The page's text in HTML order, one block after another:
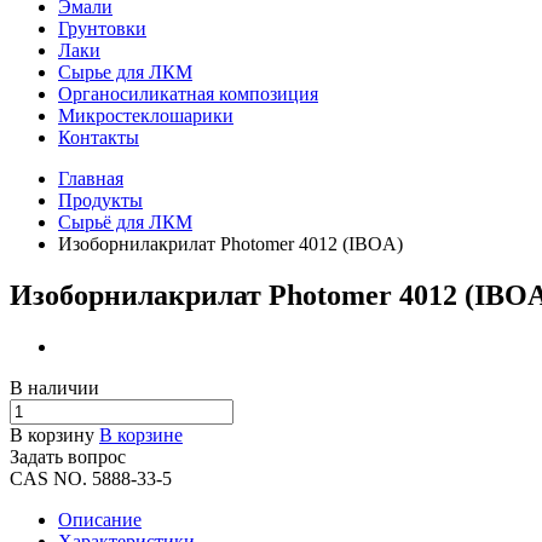
Эмали
Грунтовки
Лаки
Сырье для ЛКМ
Органосиликатная композиция
Микростеклошарики
Контакты
Главная
Продукты
Сырьё для ЛКМ
Изоборнилакрилат Photomer 4012 (IBOA)
Изоборнилакрилат Photomer 4012
В наличии
В корзину В корзине
Задать вопрос
CAS NO. 5888-33-5
Описание